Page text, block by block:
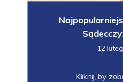
12
Kliknij, by